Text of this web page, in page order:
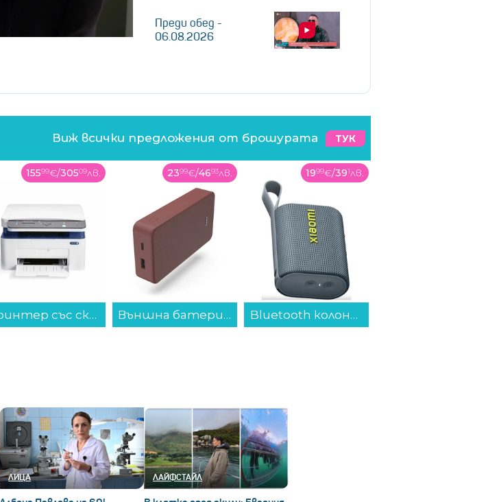
Преди обед -
06.08.2026
Виж всички предложения от брошурата ТУК
2399€/4693лв.
Външна батерия Hama 201717, "Colour 20" червена 20000 mAh...
1999€/391лв.
Bluetooth колонка Xiaomi Sound Pocket Blue Gray S28H-GL QBH4378GL...
1299€/2541лв.
Селфи стик Hama 04315 FUN 70...
ЛИЦА ЛАЙФСТАЙЛ